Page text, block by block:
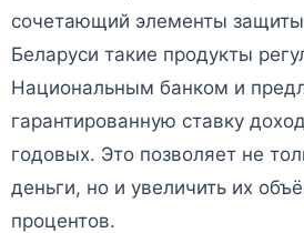
сочетающий элементы
Беларуси такие продукты
Национальным банком и
гарантированную ставку
годовых. Это позволяет не
деньги, но и увеличить их
процентов.